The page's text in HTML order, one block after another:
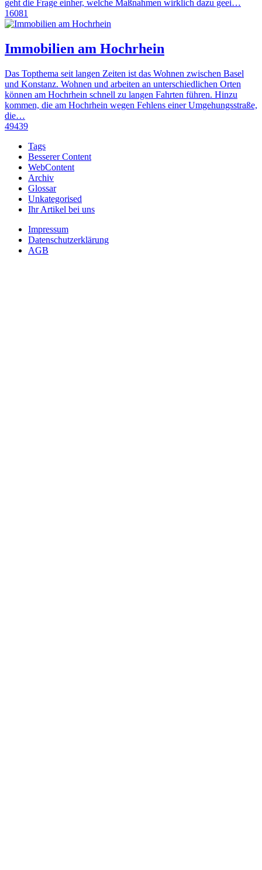
geht die Frage einher, welche Maßnahmen wirklich dazu geei…
16081
Immobilien am Hochrhein
Das Topthema seit langen Zeiten ist das Wohnen zwischen Basel
und Konstanz. Wohnen und arbeiten an unterschiedlichen Orten
können am Hochrhein schnell zu langen Fahrten führen. Hinzu
kommen, die am Hochrhein wegen Fehlens einer Umgehungsstraße,
die…
49439
Tags
Besserer Content
WebContent
Archiv
Glossar
Unkategorised
Ihr Artikel bei uns
Impressum
Datenschutzerklärung
AGB